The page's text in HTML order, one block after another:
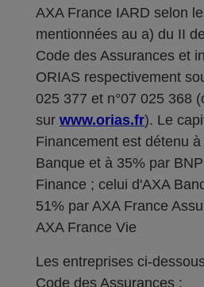
AXA France IARD selon
mentionnées au a) du II
Code des Assurances et
ORIAS respectivement
025 377 et n°07 025 368
sur www.orias.fr). Le
Financement est détenu
Banque et à 35% par
Finance ; celui d'AXA
51% par AXA France
AXA France Vie
Les entreprises ci-
Code des Assurances :